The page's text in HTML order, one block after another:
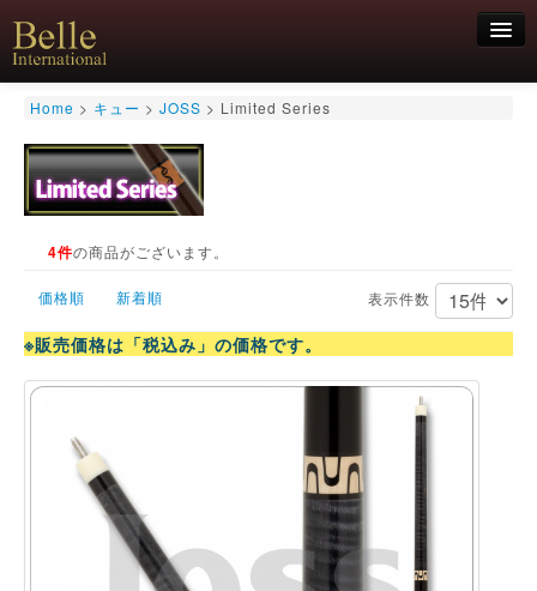
新規会員登録
ログイン
HOME
キュー
キュー用途別
キューケース
特価商品
お気軽にお問合せくださいませ！
Home > キュー > JOSS > Limited Series
4件の商品がございます。
価格順 新着順 表示件数
※販売価格は「税込み」の価格です。